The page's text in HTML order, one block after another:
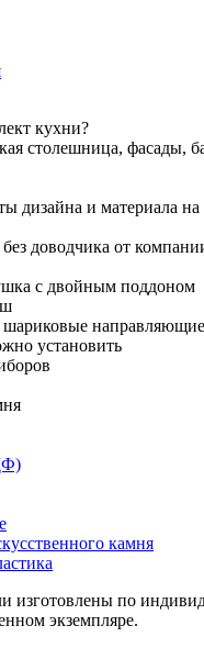
кухни?
столешница, фасады,
дизайна и материала
доводчика от
с двойным поддоном
установить
камня
изготовлены по
экземпляре.